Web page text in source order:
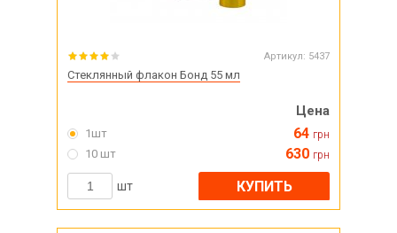
Артикул: 5437
Стеклянный флакон Бонд 55 мл
Цена
1шт 64 грн
10 шт 630 грн
шт КУПИТЬ